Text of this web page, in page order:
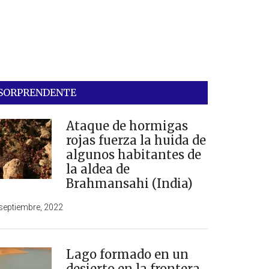
Ataque de hormigas
rojas fuerza la huida de
algunos habitantes de
la aldea de
Brahmansahi (India)
2022
Lago formado en un